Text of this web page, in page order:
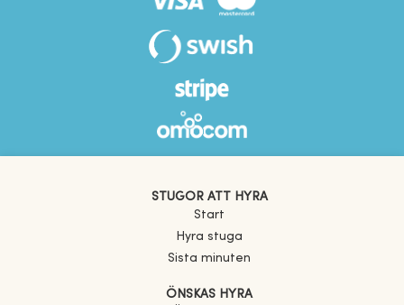
STUGOR ATT HYRA
Start
Hyra stuga
Sista minuten
ÖNSKAS HYRA